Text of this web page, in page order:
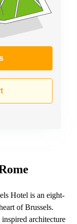
Hotel is an eight-
of Brussels.
architecture